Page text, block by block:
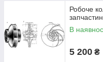
Робоче
В
5 200 ₴